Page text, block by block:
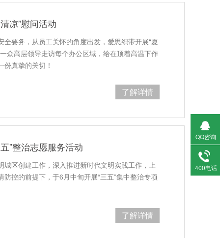
凉”慰问活动
全要务，从员工关怀的角度出发，爱思织带开展“夏
众高层领导走访每个办公区域，给在顶着高温下作
真挚的关切！
了解详情
”整治志愿服务活动
城区创建工作，深入推进新时代文明实践工作，上
防控的前提下，于6月中旬开展“三五”集中整治专项
了解详情
QQ咨询
400电话